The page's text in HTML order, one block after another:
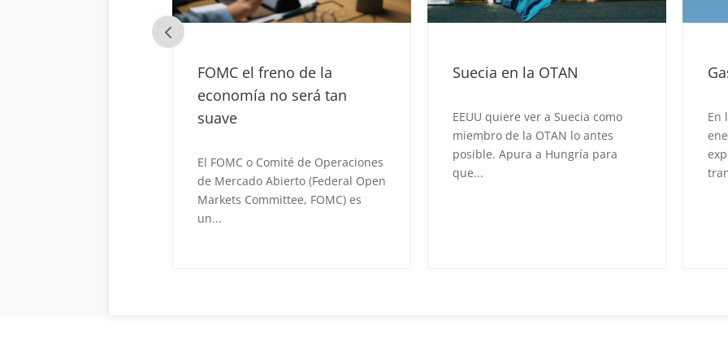
Suecia en la OTAN
EEUU quiere ver a Suecia como
Gas Natural en China
En los últimos años, el mercado
energético global ha
experimentado
transformaciones...